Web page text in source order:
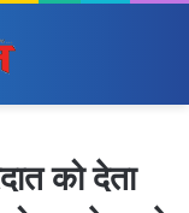
को देता